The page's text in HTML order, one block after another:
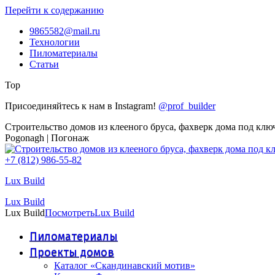
Перейти к содержанию
9865582@mail.ru
Технологии
Пиломатериалы
Статьи
Top
Присоединяйтесь к нам в Instagram! @prof_builder
Строительство домов из клееного бруса, фахверк дома под
Pogonagh | Погонаж
+7 (812) 986-55-82
Lux Build
Lux Build
Lux BuildПосмотретьLux Build
Пиломатериалы
Проекты домов
Каталог «Скандинавский мотив»